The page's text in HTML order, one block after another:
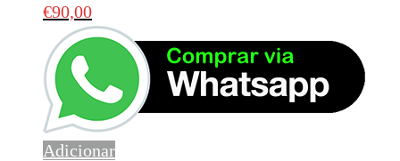
€90,00
Adicionar